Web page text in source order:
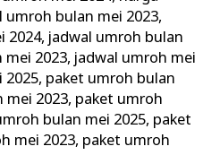
umroh bulan mei 2023,
2024, jadwal umroh bulan
mei 2023, jadwal umroh mei
2025, paket umroh bulan
mei 2023, paket umroh
bulan mei 2025, paket
mei 2023, paket umroh